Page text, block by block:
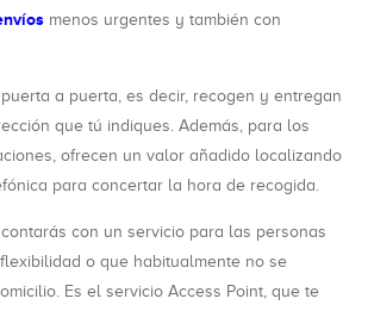
menos urgentes y también con
a puerta, es decir, recogen y entregan
que tú indiques. Además, para los
ofrecen un valor añadido localizando
para concertar la hora de recogida.
con un servicio para las personas
o que habitualmente no se
Es el servicio Access Point, que te